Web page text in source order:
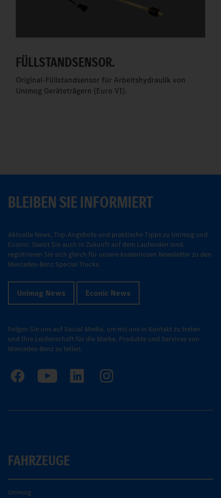
FÜLLSTANDSENSOR.
Original-Füllstandsensor für Arbeitshydraulik von
Unimog Geräteträgern (Euro VI).
BLEIBEN SIE INFORMIERT
Aktuelle News, Top-Angebote und praktische Tipps zu Unimog und
Econic: Damit Sie auch in Zukunft auf dem Laufenden sind,
registrieren Sie sich gleich für unsere kostenlosen Newsletter zu den
Mercedes-Benz Special Trucks.
Unimog News Econic News
Folgen Sie uns auf Social Media, um mit uns in Kontakt zu treten
und Ihre Leidenschaft für die Marke, Produkte und Services von
Mercedes-Benz zu teilen.
FAHRZEUGE
Unimog